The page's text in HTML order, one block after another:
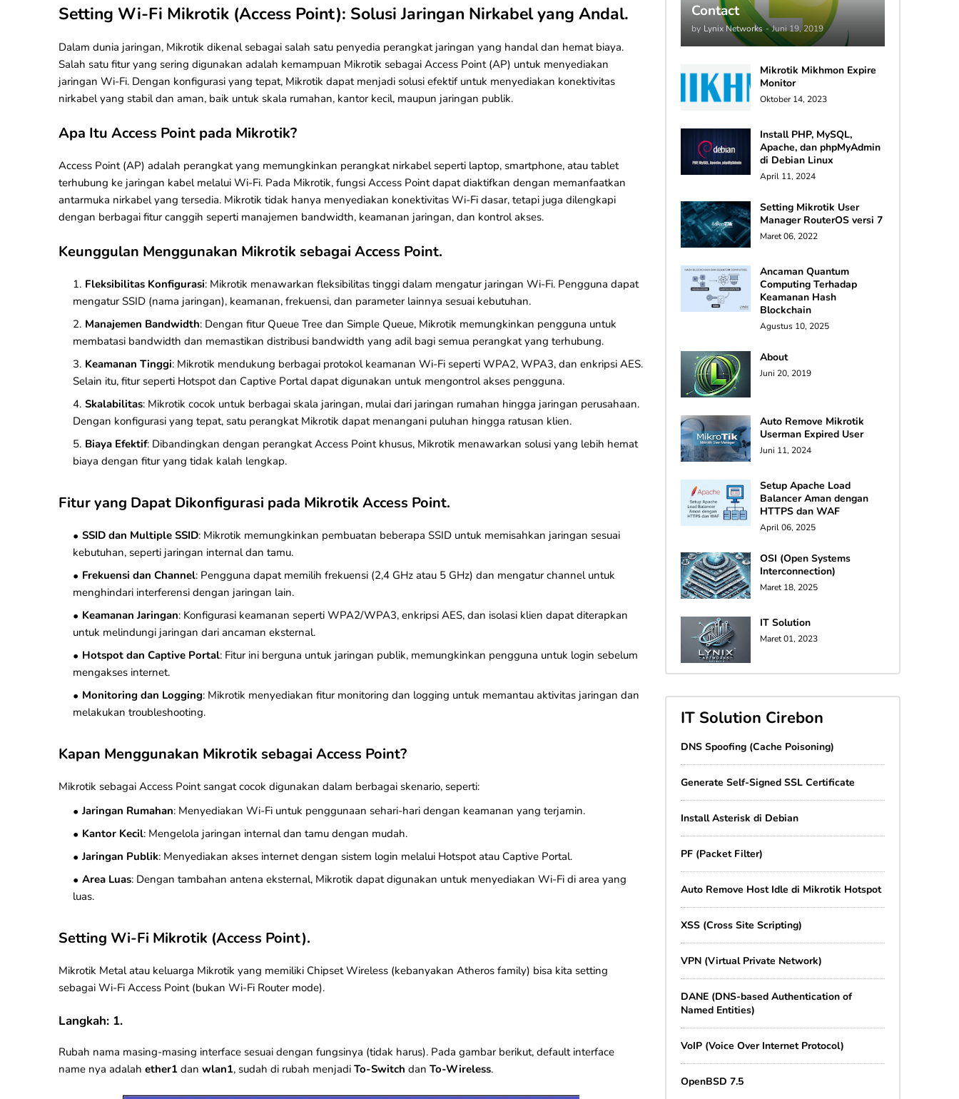
Setting Wi-Fi Mikrotik (Access Point): Solusi Jaringan Nirkabel yang Andal.
Dalam dunia jaringan, Mikrotik dikenal sebagai salah satu penyedia perangkat jaringan yang handal dan hemat biaya.
Salah satu fitur yang sering digunakan adalah kemampuan Mikrotik sebagai Access Point (AP) untuk menyediakan
jaringan Wi-Fi. Dengan konfigurasi yang tepat, Mikrotik dapat menjadi solusi efektif untuk menyediakan konektivitas
nirkabel yang stabil dan aman, baik untuk skala rumahan, kantor kecil, maupun jaringan publik.
Apa Itu Access Point pada Mikrotik?
Access Point (AP) adalah perangkat yang memungkinkan perangkat nirkabel seperti laptop, smartphone, atau tablet
terhubung ke jaringan kabel melalui Wi-Fi. Pada Mikrotik, fungsi Access Point dapat diaktifkan dengan memanfaatkan
antarmuka nirkabel yang tersedia. Mikrotik tidak hanya menyediakan konektivitas Wi-Fi dasar, tetapi juga dilengkapi
dengan berbagai fitur canggih seperti manajemen bandwidth, keamanan jaringan, dan kontrol akses.
Keunggulan Menggunakan Mikrotik sebagai Access Point.
Fleksibilitas Konfigurasi: Mikrotik menawarkan fleksibilitas tinggi dalam mengatur jaringan Wi-Fi. Pengguna dapat
mengatur SSID (nama jaringan), keamanan, frekuensi, dan parameter lainnya sesuai kebutuhan.
Manajemen Bandwidth: Dengan fitur Queue Tree dan Simple Queue, Mikrotik memungkinkan pengguna untuk
membatasi bandwidth dan memastikan distribusi bandwidth yang adil bagi semua perangkat yang terhubung.
Keamanan Tinggi: Mikrotik mendukung berbagai protokol keamanan Wi-Fi seperti WPA2, WPA3, dan enkripsi AES.
Selain itu, fitur seperti Hotspot dan Captive Portal dapat digunakan untuk mengontrol akses pengguna.
Skalabilitas: Mikrotik cocok untuk berbagai skala jaringan, mulai dari jaringan rumahan hingga jaringan perusahaan.
Dengan konfigurasi yang tepat, satu perangkat Mikrotik dapat menangani puluhan hingga ratusan klien.
Biaya Efektif: Dibandingkan dengan perangkat Access Point khusus, Mikrotik menawarkan solusi yang lebih hemat
biaya dengan fitur yang tidak kalah lengkap.
Fitur yang Dapat Dikonfigurasi pada Mikrotik Access Point.
SSID dan Multiple SSID: Mikrotik memungkinkan pembuatan beberapa SSID untuk memisahkan jaringan sesuai
kebutuhan, seperti jaringan internal dan tamu.
Frekuensi dan Channel: Pengguna dapat memilih frekuensi (2,4 GHz atau 5 GHz) dan mengatur channel untuk
menghindari interferensi dengan jaringan lain.
Keamanan Jaringan: Konfigurasi keamanan seperti WPA2/WPA3, enkripsi AES, dan isolasi klien dapat diterapkan
untuk melindungi jaringan dari ancaman eksternal.
Hotspot dan Captive Portal: Fitur ini berguna untuk jaringan publik, memungkinkan pengguna untuk login sebelum
mengakses internet.
Monitoring dan Logging: Mikrotik menyediakan fitur monitoring dan logging untuk memantau aktivitas jaringan dan
melakukan troubleshooting.
Kapan Menggunakan Mikrotik sebagai Access Point?
Mikrotik sebagai Access Point sangat cocok digunakan dalam berbagai skenario, seperti:
Jaringan Rumahan: Menyediakan Wi-Fi untuk penggunaan sehari-hari dengan keamanan yang terjamin.
Kantor Kecil: Mengelola jaringan internal dan tamu dengan mudah.
Jaringan Publik: Menyediakan akses internet dengan sistem login melalui Hotspot atau Captive Portal.
Area Luas: Dengan tambahan antena eksternal, Mikrotik dapat digunakan untuk menyediakan Wi-Fi di area yang
luas.
Setting Wi-Fi Mikrotik (Access Point).
Mikrotik Metalatau keluarga Mikrotik yang memiliki Chipset Wireless (kebanyakan Atheros family) bisa kita setting
sebagai Wi-Fi Access Point (bukan Wi-Fi Router mode).
Langkah: 1.
Rubah nama masing-masing interface sesuai dengan fungsinya (tidak harus). Pada gambar berikut, default interface
name nya adalah ether1 dan wlan1, sudah di rubah menjadi To-Switch dan To-Wireless.
Contact
by Lynix Networks - Juni 19, 2019
Mikrotik Mikhmon Expire
Monitor
Oktober 14, 2023
Install PHP, MySQL,
Apache, dan phpMyAdmin
di Debian Linux
April 11, 2024
Setting Mikrotik User
Manager RouterOS versi 7
Maret 06, 2022
Ancaman Quantum
Computing Terhadap
Keamanan Hash
Blockchain
Agustus 10, 2025
About
Juni 20, 2019
Auto Remove Mikrotik
Userman Expired User
Juni 11, 2024
Setup Apache Load
Balancer Aman dengan
HTTPS dan WAF
April 06, 2025
OSI (Open Systems
Interconnection)
Maret 18, 2025
IT Solution
Maret 01, 2023
IT Solution Cirebon
DNS Spoofing (Cache Poisoning)
Generate Self-Signed SSL Certificate
Install Asterisk di Debian
PF (Packet Filter)
Auto Remove Host Idle di Mikrotik Hotspot
XSS (Cross Site Scripting)
VPN (Virtual Private Network)
DANE (DNS-based Authentication of
Named Entities)
VoIP (Voice Over Internet Protocol)
OpenBSD 7.5